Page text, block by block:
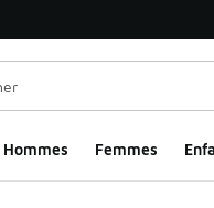
Hommes​ Femmes